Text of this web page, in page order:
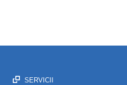
SERVICII